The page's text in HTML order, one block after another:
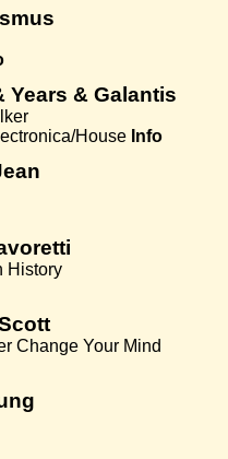
Years & Galantis
House Info
History
Change Your Mind